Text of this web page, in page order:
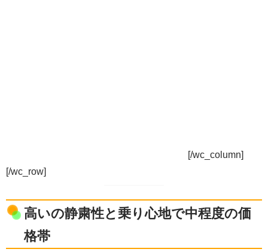
[/wc_column]
[/wc_row]
高いの静粛性と乗り心地で中程度の価
格帯